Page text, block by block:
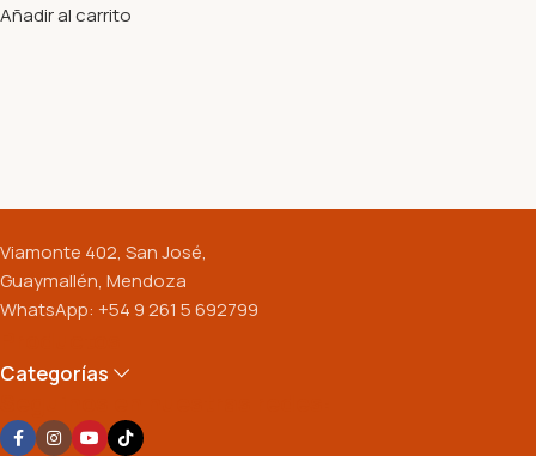
Añadir al carrito
Viamonte 402, San José,
Guaymallén, Mendoza
WhatsApp: +54 9 261 5 692799
Categorías